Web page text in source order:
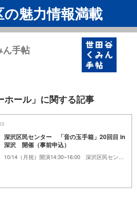
魅力情報満載
ん手帖
ホール」に関する記事
深沢区民センター 「音の玉手箱」20回目 in
深沢 開催（事前申込）